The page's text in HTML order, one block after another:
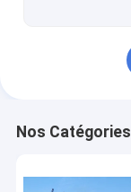
Produits
Nos Catégories